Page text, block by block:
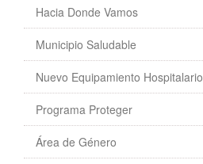
Hacia Donde Vamos
Municipio Saludable
Nuevo Equipamiento Hospitalario
Programa Proteger
Área de Género